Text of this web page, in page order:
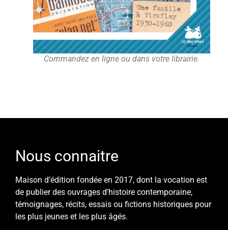
Commandez en ligne ou dans votre librairie.
Nous connaitre
Maison d’édition fondée en 2017, dont la vocation est
de publier des ouvrages d’histoire contemporaine,
témoignages, récits, essais ou fictions historiques pour
les plus jeunes et les plus âgés.